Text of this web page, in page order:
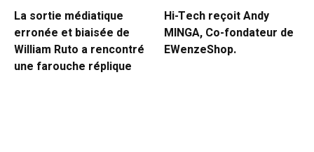
La sortie médiatique
erronée et biaisée de
William Ruto a rencontré
une farouche réplique
Hi-Tech reçoit Andy
MINGA, Co-fondateur de
EWenzeShop.